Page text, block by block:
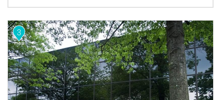
3